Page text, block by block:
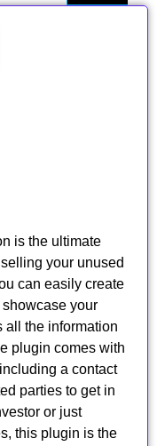
is the ultimate
your unused
can easily create
your
all the information
plugin comes with
a contact
parties to get in
or just
this plugin is the